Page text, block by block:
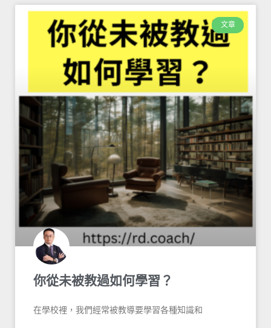
文章
你從未被教過如何學習？
在學校裡，我們經常被教導要學習各種知識和